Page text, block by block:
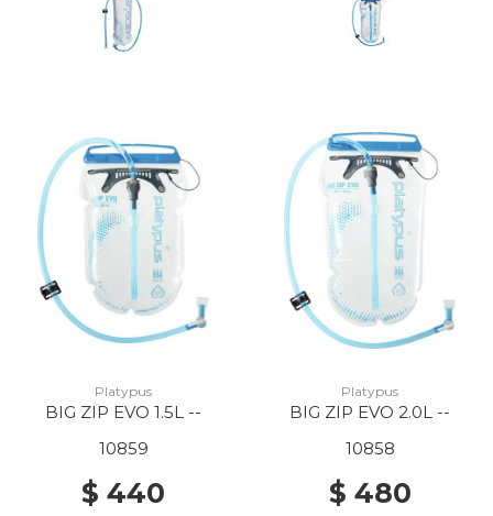
Platypus
BIG ZIP EVO 1.5L --
10859
$ 440
Platypus
BIG ZIP EVO 2.0L --
10858
$ 480